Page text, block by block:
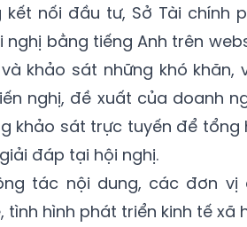
nối đầu tư, Sở Tài chính
nghị bằng tiếng Anh trên
khảo sát những khó
nghị, đề xuất của doanh
khảo sát trực tuyến để
đáp tại hội nghị.
tác nội dung, các đơn
tình hình phát triển kinh tế